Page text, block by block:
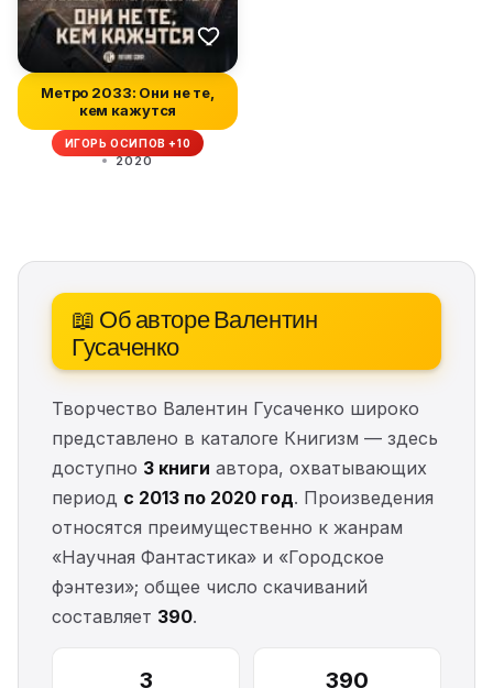
Метро 2033: Они не те,
кем кажутся
ИГОРЬ ОСИПОВ +10
2020
📖 Об авторе Валентин
Гусаченко
Творчество Валентин Гусаченко широко
представлено в каталоге Книгизм — здесь
доступно 3 книги автора, охватывающих
период с 2013 по 2020 год. Произведения
относятся преимущественно к жанрам
«Научная Фантастика» и «Городское
фэнтези»; общее число скачиваний
составляет 390.
3 390